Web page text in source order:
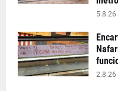
5.8.26
2.8.26